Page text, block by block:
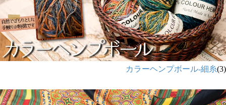
カラーヘンプボール-細糸(3)